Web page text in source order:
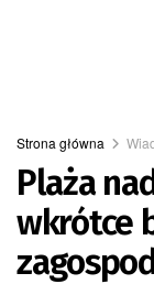
Strona główna
Plaża
wkrótce